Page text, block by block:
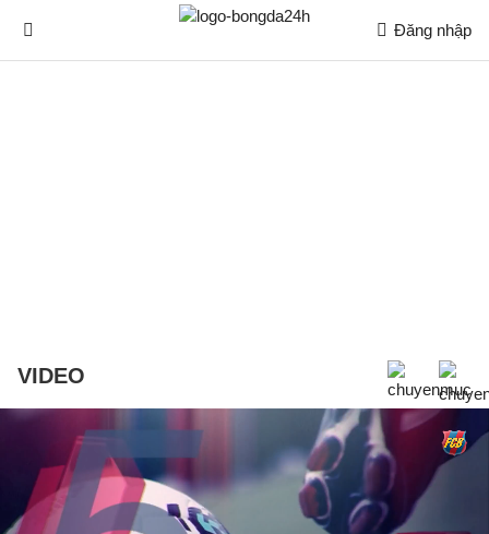
Đăng nhập
VIDEO